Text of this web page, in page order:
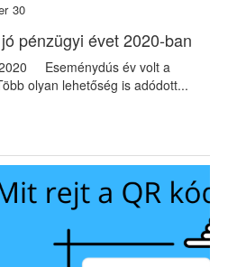
30
pénzügyi évet 2020-ban
Eseménydús év volt a
olyan lehetőség is adódott...